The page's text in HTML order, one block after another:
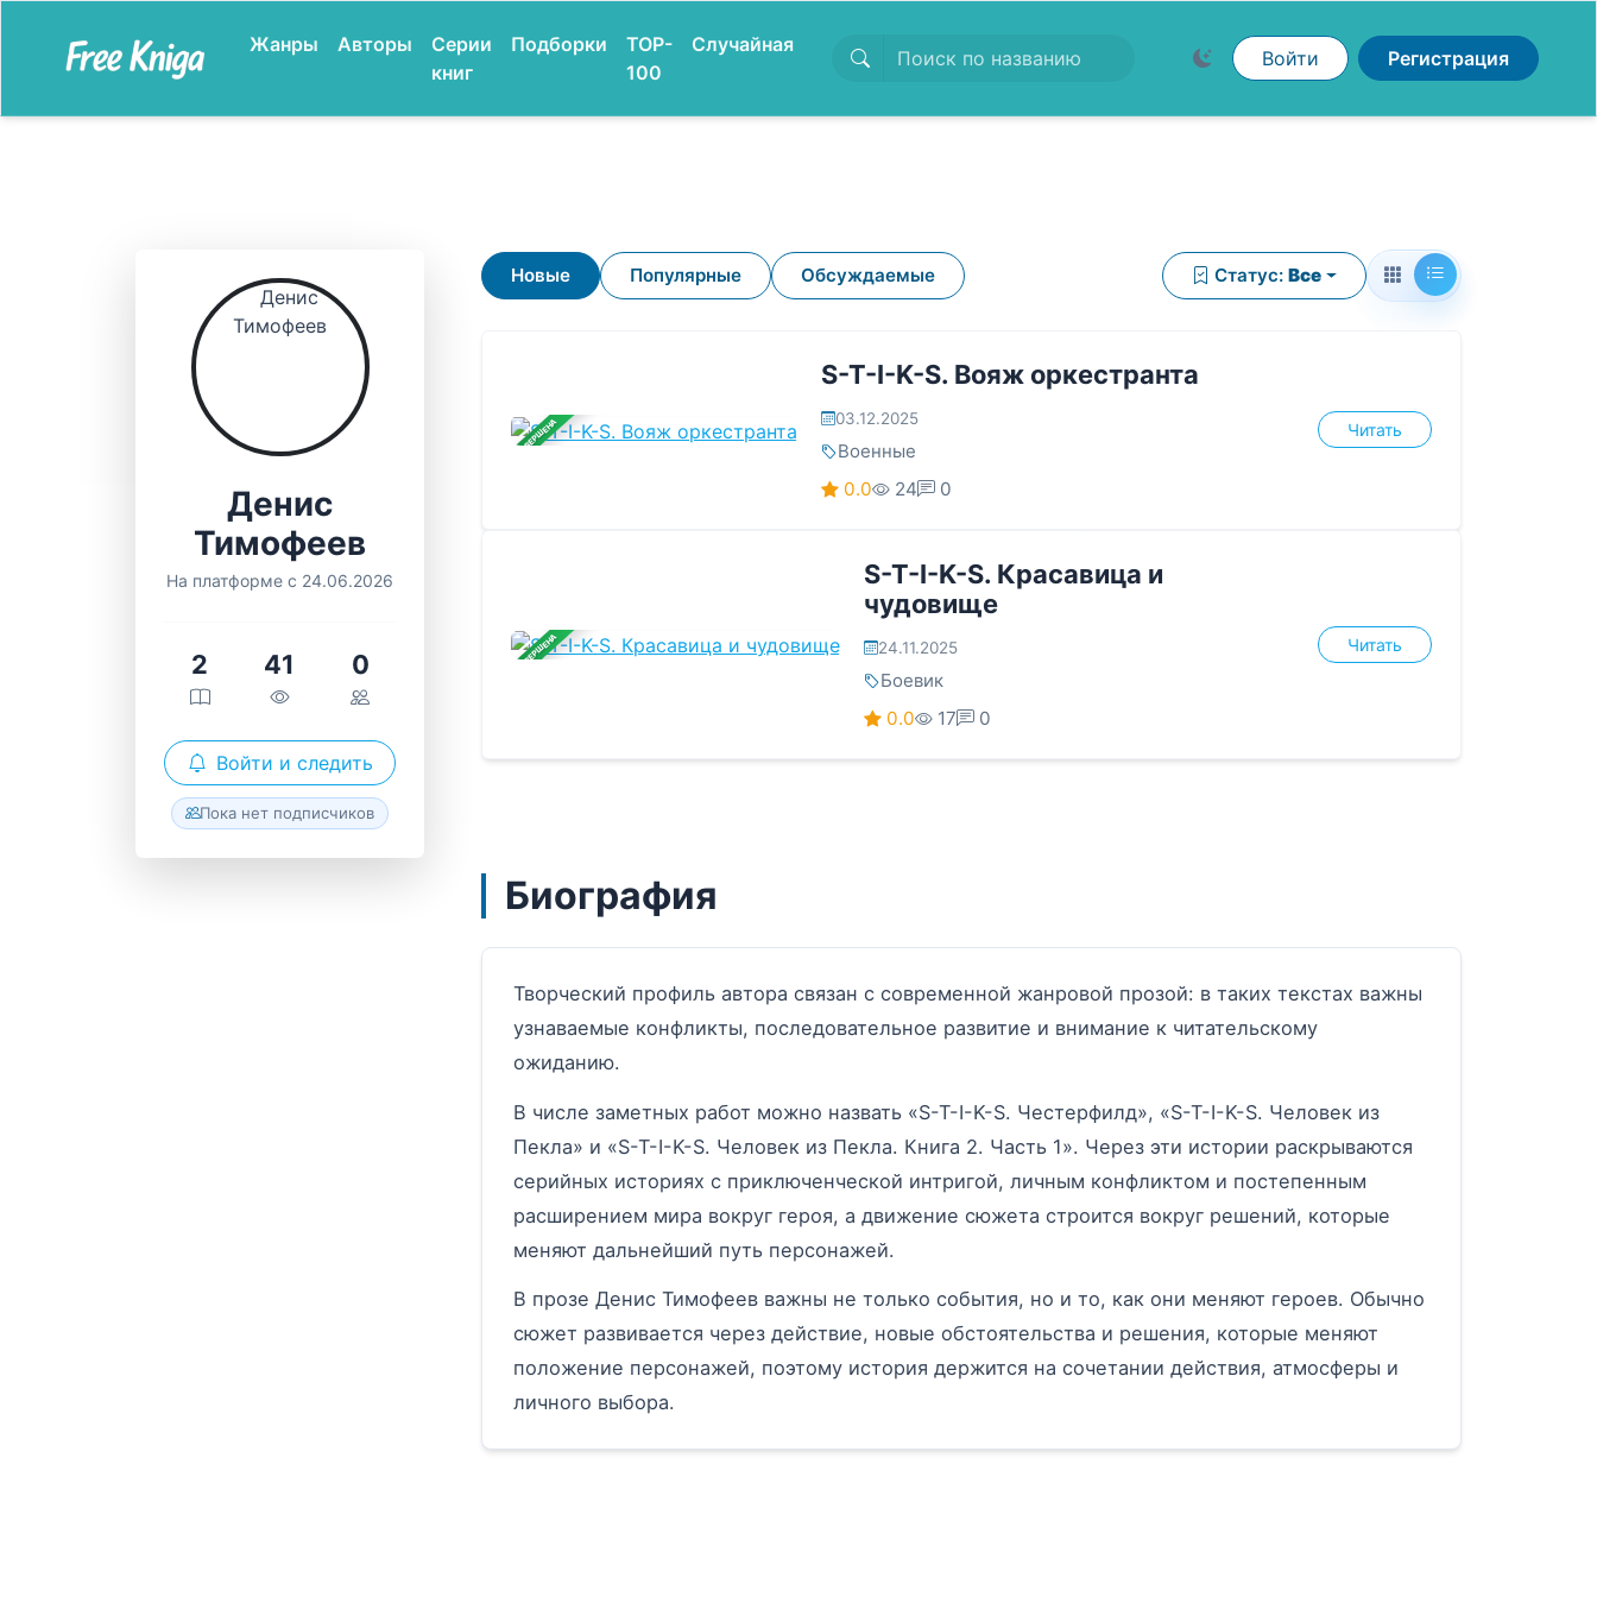
Жанры Авторы
Серии
книг
Подборки
TOP-
100
Случайная
Войти Регистрация
Денис
Тимофеев
На платформе с 24.06.2026
2 41 0
Войти и следить
Пока нет подписчиков
Новые Популярные Обсуждаемые Статус: Все
ЗАВЕРШЕНА
S-T-I-K-S. Вояж оркестранта
03.12.2025
Военные
0.0
24 0
Читать
ЗАВЕРШЕНА
S-T-I-K-S. Красавица и
чудовище
24.11.2025
Боевик
0.0
17 0
Читать
Биография
Творческий профиль автора связан с современной жанровой прозой: в таких текстах важны
узнаваемые конфликты, последовательное развитие и внимание к читательскому
ожиданию.
В числе заметных работ можно назвать «S-T-I-K-S. Честерфилд», «S-T-I-K-S. Человек из
Пекла» и «S-T-I-K-S. Человек из Пекла. Книга 2. Часть 1». Через эти истории раскрываются
серийных историях с приключенческой интригой, личным конфликтом и постепенным
расширением мира вокруг героя, а движение сюжета строится вокруг решений, которые
меняют дальнейший путь персонажей.
В прозе Денис Тимофеев важны не только события, но и то, как они меняют героев. Обычно
сюжет развивается через действие, новые обстоятельства и решения, которые меняют
положение персонажей, поэтому история держится на сочетании действия, атмосферы и
личного выбора.